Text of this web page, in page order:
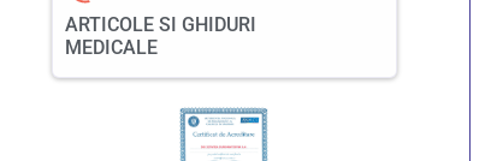
ARTICOLE SI GHIDURI
MEDICALE